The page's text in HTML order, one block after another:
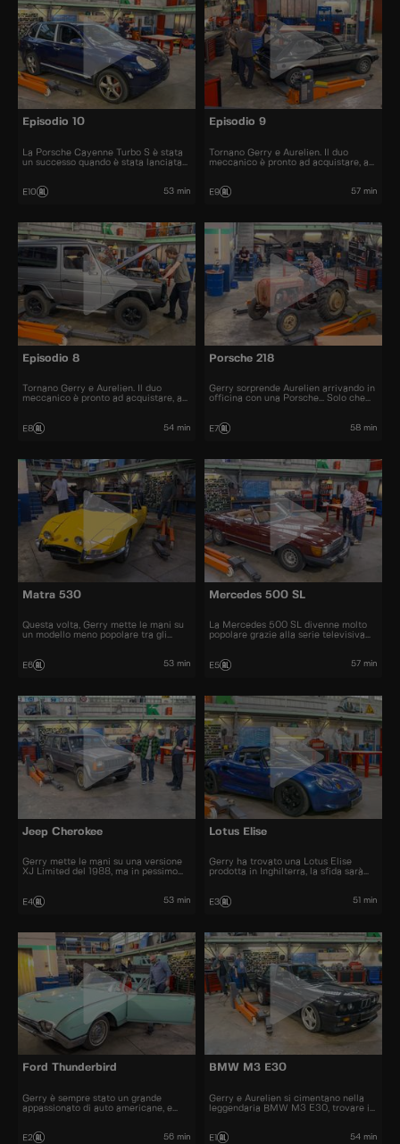
Episodio 10
La Porsche Cayenne Turbo S è stata
un successo quando è stata lanciata
E10 53 min
Episodio 9
Tornano Gerry e Aurelien. Il duo
meccanico è pronto ad acquistare, a
bellissime.
E9 57 min
Episodio 8
Tornano Gerry e Aurelien. Il duo
meccanico è pronto ad acquistare, a
bellissime.
E8 54 min
Porsche 218
Gerry sorprende Aurelien arrivando in
officina con una Porsche... Solo che
E7 58 min
Matra 530
Questa volta, Gerry mette le mani su
un modello meno popolare tra gli
E6 53 min
Mercedes 500 SL
La Mercedes 500 SL divenne molto
popolare grazie alla serie televisiva
E5 57 min
Jeep Cherokee
Gerry mette le mani su una versione
XJ Limited del 1988, ma in pessimo
E4 53 min
Lotus Elise
Gerry ha trovato una Lotus Elise
prodotta in Inghilterra, la sfida sarà
E3 51 min
Ford Thunderbird
Gerry è sempre stato un grande
appassionato di auto americane, e
E2 56 min
BMW M3 E30
Gerry e Aurelien si cimentano nella
leggendaria BMW M3 E30, trovare i
E1 54 min